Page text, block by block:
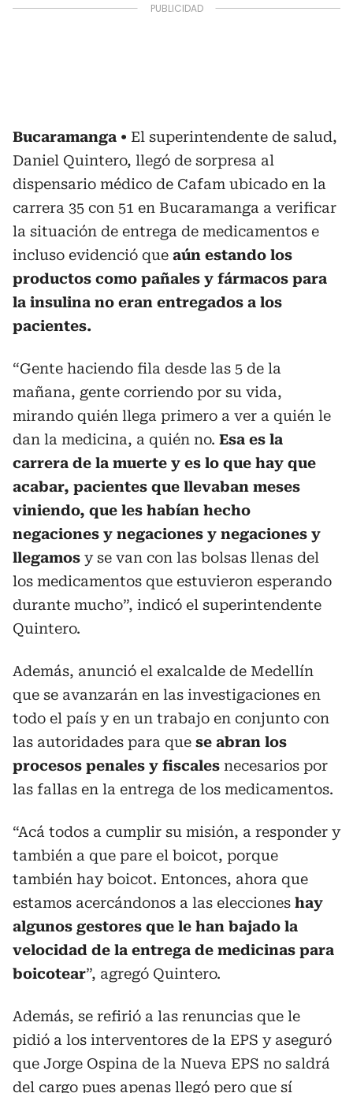
Bucaramanga
El superintendente de salud,
Daniel Quintero, llegó de sorpresa al
dispensario médico de Cafam ubicado en la
carrera 35 con 51 en Bucaramanga a verificar
la situación de entrega de medicamentos e
incluso evidenció que aún estando los
productos como pañales y fármacos para
la insulina no eran entregados a los
pacientes.
“Gente haciendo fila desde las 5 de la
mañana, gente corriendo por su vida,
mirando quién llega primero a ver a quién le
dan la medicina, a quién no. Esa es la
carrera de la muerte y es lo que hay que
acabar, pacientes que llevaban meses
viniendo, que les habían hecho
negaciones y negaciones y negaciones y
llegamos y se van con las bolsas llenas del
los medicamentos que estuvieron esperando
durante mucho”, indicó el superintendente
Quintero.
Además, anunció el exalcalde de Medellín
que se avanzarán en las investigaciones en
todo el país y en un trabajo en conjunto con
las autoridades para que se abran los
procesos penales y fiscales necesarios por
las fallas en la entrega de los medicamentos.
“Acá todos a cumplir su misión, a responder y
también a que pare el boicot, porque
también hay boicot. Entonces, ahora que
estamos acercándonos a las elecciones hay
algunos gestores que le han bajado la
velocidad de la entrega de medicinas para
boicotear”, agregó Quintero.
Además, se refirió a las renuncias que le
pidió a los interventores de la EPS y aseguró
que Jorge Ospina de la Nueva EPS no saldrá
del cargo pues apenas llegó pero que sí